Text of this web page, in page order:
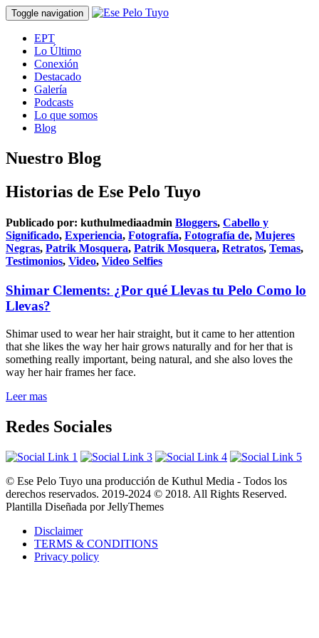
Toggle navigation
EPT
Lo Último
Conexión
Destacado
Galería
Podcasts
Lo que somos
Blog
Nuestro Blog
Historias de Ese Pelo Tuyo
Publicado por: kuthulmediaadmin Bloggers, Cabello y
Significado, Experiencia, Fotografía, Fotografía de, Mujeres
Negras, Patrik Mosquera, Patrik Mosquera, Retratos, Temas,
Testimonios, Video, Video Selfies
Shimar Clements: ¿Por qué Llevas tu Pelo Como lo
Llevas?
Shimar used to wear her hair straight, but it came to her attention
that she likes the way her hair grows naturally and for her that is
something really important, being natural, and she also loves the
way her hair frames her face.
Leer mas
Redes Sociales
© Ese Pelo Tuyo una producción de Kuthul Media - Todos los
derechos reservados. 2019-2024 © 2018. All Rights Reserved.
Plantilla Diseñada por JellyThemes
Disclaimer
TERMS & CONDITIONS
Privacy policy